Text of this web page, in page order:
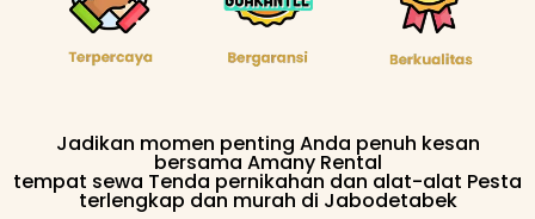
Jadikan momen penting Anda penuh kesan
bersama Amany Rental
tempat sewa Tenda pernikahan dan alat-alat Pesta
terlengkap dan murah di Jabodetabek